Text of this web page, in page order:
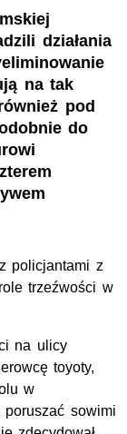
działania
na tak
pod
do
policjantami z
trzeźwości w
na ulicy
toyoty,
w
sowimi